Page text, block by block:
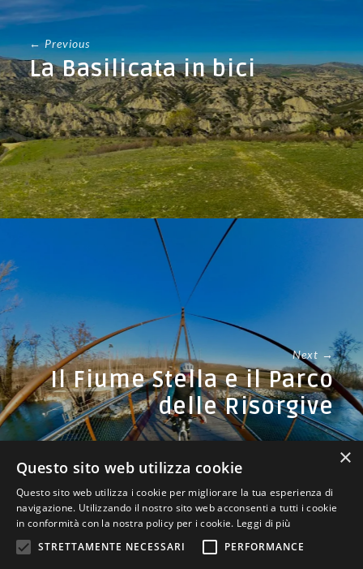
← Previous
La Basilicata in bici
Next →
Il Fiume Stella e il Parco
delle Risorgive
×
Questo sito web utilizza cookie
Questo sito web utilizza i cookie per migliorare la tua esperienza di
navigazione. Utilizzando il nostro sito web acconsenti a tutti i cookie
in conformità con la nostra policy per i cookie. Leggi di più
STRETTAMENTE NECESSARI
PERFORMANCE